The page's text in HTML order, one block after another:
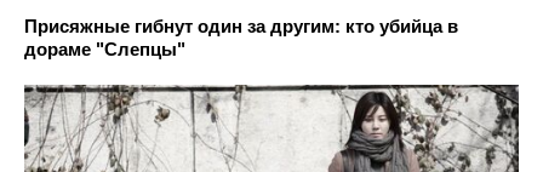
Присяжные гибнут один за другим: кто убийца в
дораме "Слепцы"